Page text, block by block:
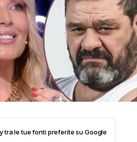
tra le tue fonti preferite su Google